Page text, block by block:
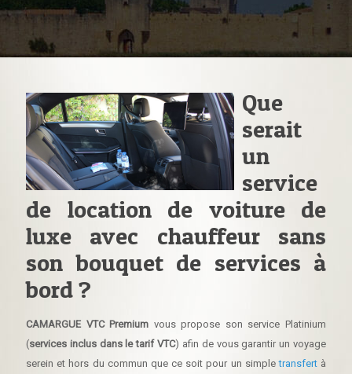
Que
serait
un
service
de location de voiture de
luxe avec chauffeur sans
son bouquet de services à
bord ?
CAMARGUE VTC Premium vous propose son service Platinium
(services inclus dans le tarif VTC) afin de vous garantir un voyage
serein et hors du commun que ce soit pour un simpletransfert à